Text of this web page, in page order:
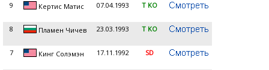
9 Кертис Матис 07.04.1993 T KO
8 Пламен Чичев 23.03.1993 T KO
7 Кинг Солэмэн 17.11.1992 SD